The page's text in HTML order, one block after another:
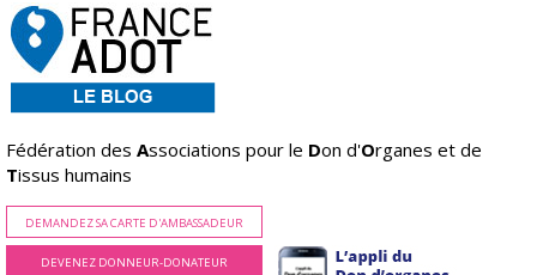
Fédération des Associations pour le Don d'Organes et de
Tissus humains
DEMANDEZ SA CARTE D'AMBASSADEUR
DEVENEZ DONNEUR-DONATEUR